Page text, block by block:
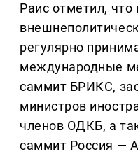
Раис отметил, что
регулярно
международные
саммит БРИКС,
министров
членов ОДКБ, а
саммит Россия —